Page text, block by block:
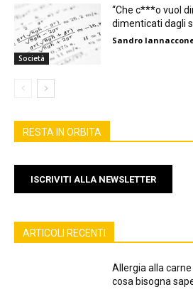
Società
“Che c***o vuol
dimenticati dagli
Sandro
RESTA IN ORBITA
ISCRIVITI ALLA NEWSLETTER
ARTICOLI RECENTI
Allergia alla
cosa bisogna